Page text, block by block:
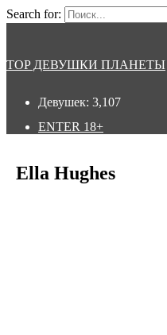
Search for:
TOP ДЕВУШКИ ПЛАНЕТЫ
Девушек: 3,107
ENTER 18+
Ella Hughes